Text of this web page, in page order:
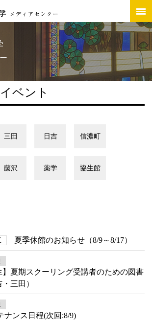
ベント
三田 日吉 信濃町
藤沢 薬学 協生館
夏季休館のお知らせ（8/9～8/17）
】夏期スクーリング受講者のための図書
三田）
ナンス日程(次回:8/9)